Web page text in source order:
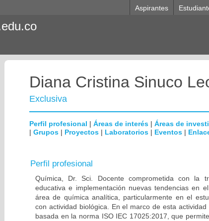
Aspirantes
Diana Cristina Sinuco
Exclusiva
Perfil profesional | Áreas de interés | Áreas de
| Grupos | Proyectos | Laboratorios | Eventos |
Perfil profesional
Química, Dr. Sci. Docente comprometida con la
educativa e implementación nuevas tendencias en
área de química analítica, particularmente en el
con actividad biológica. En el marco de esta
basada en la norma ISO IEC 17025:2017, que